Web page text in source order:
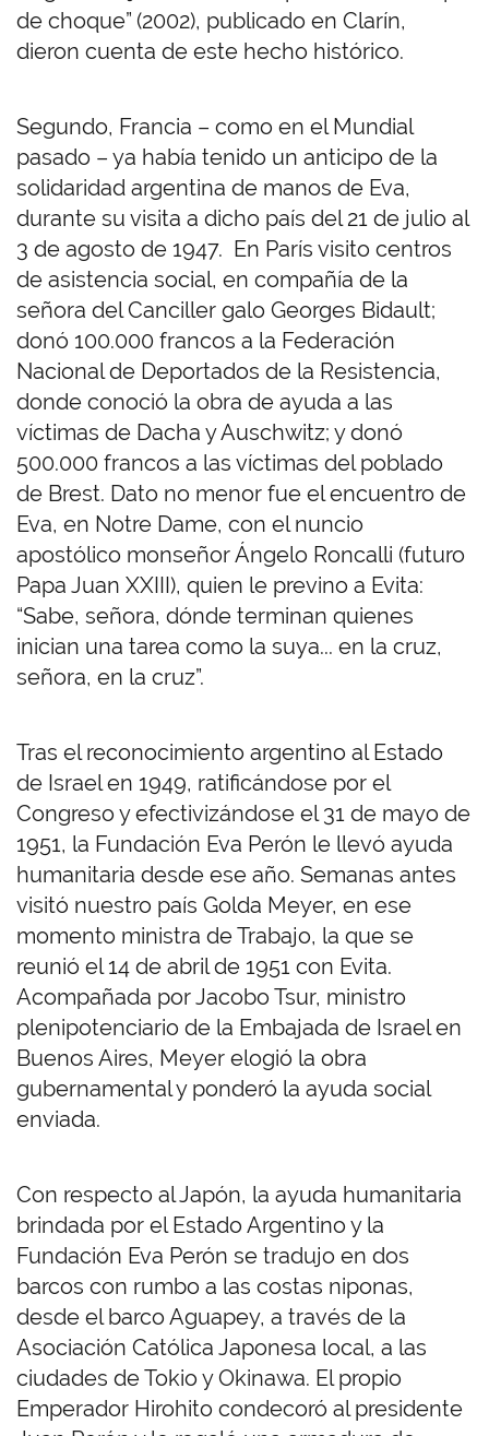
de choque” (2002), publicado en Clarín,
dieron cuenta de este hecho histórico.
Segundo, Francia – como en el Mundial
pasado – ya había tenido un anticipo de la
solidaridad argentina de manos de Eva,
durante su visita a dicho país del 21 de julio al
3 de agosto de 1947. En París visito centros
de asistencia social, en compañía de la
señora del Canciller galo Georges Bidault;
donó 100.000 francos a la Federación
Nacional de Deportados de la Resistencia,
donde conoció la obra de ayuda a las
víctimas de Dacha y Auschwitz; y donó
500.000 francos a las víctimas del poblado
de Brest. Dato no menor fue el encuentro de
Eva, en Notre Dame, con el nuncio
apostólico monseñor Ángelo Roncalli (futuro
Papa Juan XXIII), quien le previno a Evita:
“Sabe, señora, dónde terminan quienes
inician una tarea como la suya... en la cruz,
señora, en la cruz”.
Tras el reconocimiento argentino al Estado
de Israel en 1949, ratificándose por el
Congreso y efectivizándose el 31 de mayo de
1951, la Fundación Eva Perón le llevó ayuda
humanitaria desde ese año. Semanas antes
visitó nuestro país Golda Meyer, en ese
momento ministra de Trabajo, la que se
reunió el 14 de abril de 1951 con Evita.
Acompañada por Jacobo Tsur, ministro
plenipotenciario de la Embajada de Israel en
Buenos Aires, Meyer elogió la obra
gubernamental y ponderó la ayuda social
enviada.
Con respecto al Japón, la ayuda humanitaria
brindada por el Estado Argentino y la
Fundación Eva Perón se tradujo en dos
barcos con rumbo a las costas niponas,
desde el barco Aguapey, a través de la
Asociación Católica Japonesa local, a las
ciudades de Tokio y Okinawa. El propio
Emperador Hirohito condecoró al presidente